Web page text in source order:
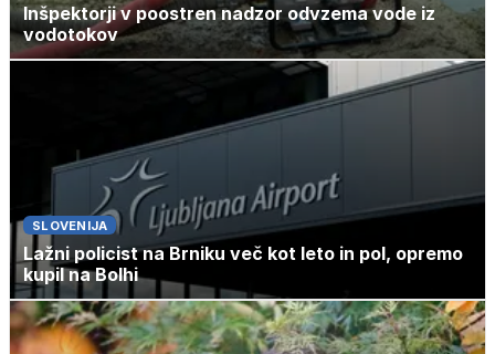
Inšpektorji v poostren nadzor odvzema vode iz
vodotokov
SLOVENIJA
Lažni policist na Brniku več kot leto in pol, opremo
kupil na Bolhi